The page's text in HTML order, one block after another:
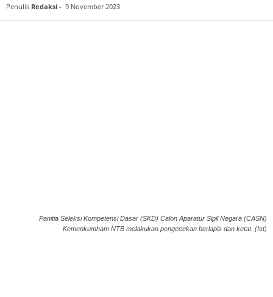
Penulis Redaksi - 9 November 2023
Panitia Seleksi Kompetensi Dasar (SKD) Calon Aparatur Sipil Negara (CASN)
Kemenkumham NTB melakukan pengecekan berlapis dan ketat. (Ist)